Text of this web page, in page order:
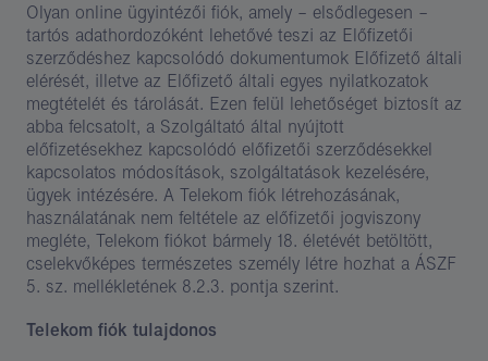
Olyan online ügyintézői fiók, amely – elsődlegesen –
tartós adathordozóként lehetővé teszi az Előfizetői
szerződéshez kapcsolódó dokumentumok Előfizető általi
elérését, illetve az Előfizető általi egyes nyilatkozatok
megtételét és tárolását. Ezen felül lehetőséget biztosít az
abba felcsatolt, a Szolgáltató által nyújtott
előfizetésekhez kapcsolódó előfizetői szerződésekkel
kapcsolatos módosítások, szolgáltatások kezelésére,
ügyek intézésére. A Telekom fiók létrehozásának,
használatának nem feltétele az előfizetői jogviszony
megléte, Telekom fiókot bármely 18. életévét betöltött,
cselekvőképes természetes személy létre hozhat a ÁSZF
5. sz. mellékletének 8.2.3. pontja szerint.
Telekom fiók tulajdonos